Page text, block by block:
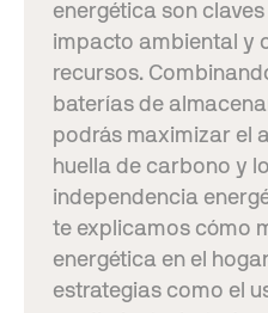
energética son
impacto ambiental y
recursos.
baterías de
podrás maximizar el
huella de carbono y
independencia
te explicamos cómo
energética en el
estrategias como el